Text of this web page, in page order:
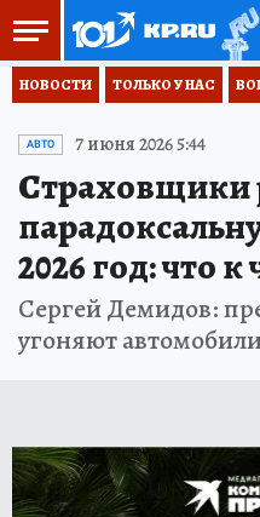
НОВОСТИ ТОЛЬКО У НАС
АВТО 7 июня 2026 5:44
Страховщики
2026 год: что к
Сергей Демидов:
угоняют